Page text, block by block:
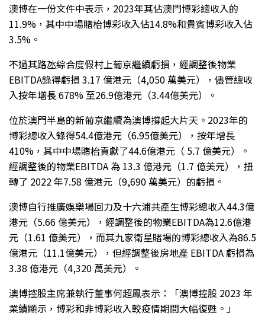
澳博在一份文件中表示，2023年其佔澳門博彩總收入的
11.9%，其中中場賭枱博彩收入佔14.8%和貴賓博彩收入佔
3.5%。
不過其路氹綜合度假村上葡京繼續虧損，經調整後物業
EBITDA錄得虧損 3.17 億港元（4,050 萬美元），儘管總收
入按年增長 678% 至26.9億港元（3.44億美元）。
位於澳門半島的新葡京繼續為澳博撐起大片天。2023年的
博彩總收入錄得54.4億港元（6.95億美元），按年增長
410%，其中中場賭枱貢獻了44.6億港元（ 5.7 億美元）。
經調整後的物業EBITDA 為 13.3 億港元（1.7 億美元），扭
轉了 2022 年7.58 億港元（9,690 萬美元）的虧損。
澳博自行推廣娛樂場回力及十六浦共產生博彩總收入44.3億
港元（5.66 億美元），經調整後的物業EBITDA為12.6億港
元（1.61 億美元），而其九家衛星賭場的博彩總收入為86.5
億港元（11.1億美元），但經調整後房地產 EBITDA 虧損為
3.38 億港元（4,320 萬美元）。
澳博控股主席兼執行董事何超鳳表示：「澳博控股 2023 年
業績顯示，博彩和非博彩收入較疫情期間大幅復甦。」